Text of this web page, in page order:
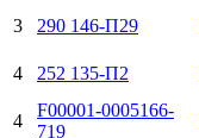
3
290 146-П29
4
252 135-П2
4
F00001-0005166-
719